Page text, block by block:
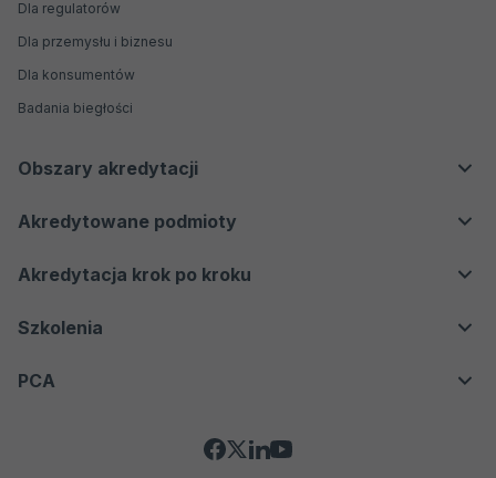
Dla regulatorów
Dla przemysłu i biznesu
Dla konsumentów
Badania biegłości
Obszary akredytacji
Jednostki certyfikujące
Weryfikatorzy środowiskowi EMAS
Organizatorzy badań biegłości
Akredytowane podmioty
Akredytacja krok po kroku
Szkolenia
PCA
Social